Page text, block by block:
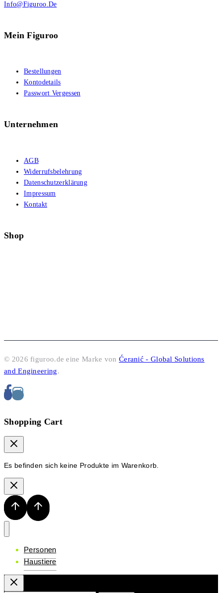
Info@figuroo.de
Mein Figuroo
Bestellungen
Kontodetails
Passwort Vergessen
Unternehmen
AGB
Widerrufsbelehrung
Datenschutzerklärung
Impressum
Kontakt
Shop
© 2026 figuroo.de eine Marke von Ćeranić - Global Solutions
and Engineering.
Shopping Cart
Es befinden sich keine Produkte im Warenkorb.
Personen
Haustiere